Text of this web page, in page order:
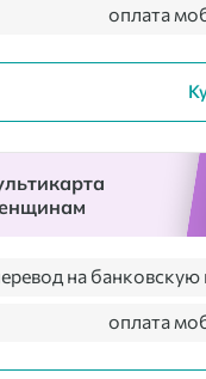
оплата
оплата
на банковскую